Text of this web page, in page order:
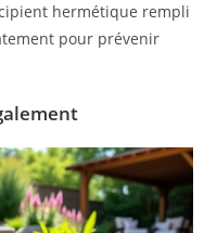
hermétique rempli
pour prévenir